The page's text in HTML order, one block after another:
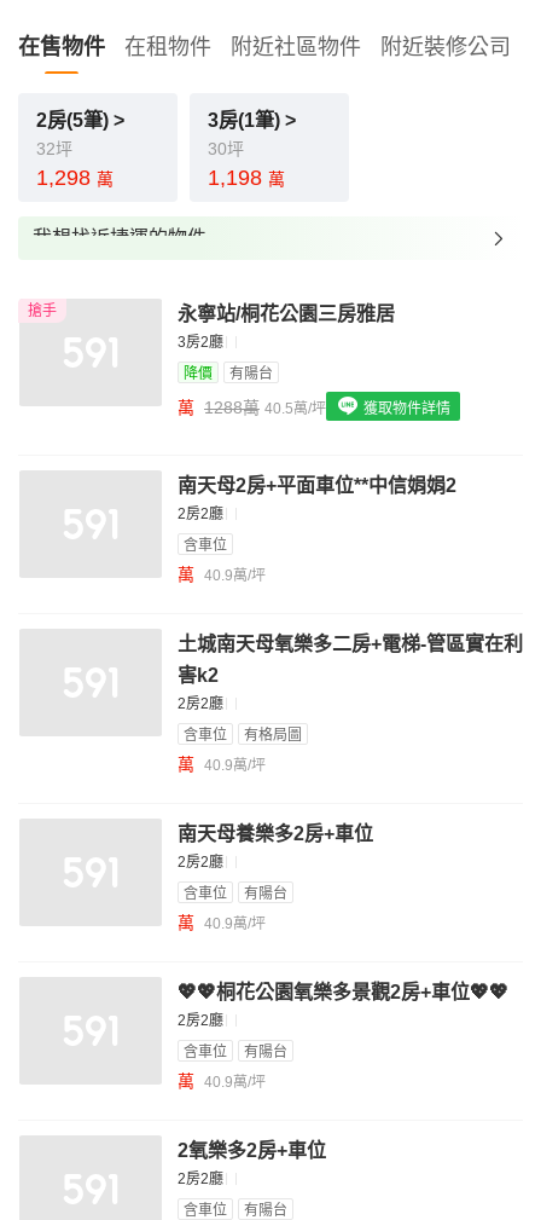
在售物件 在租物件 附近社區物件 附近裝修公司
2房(5筆) >
32坪
1,298 萬
3房(1筆) >
30坪
1,198 萬
我想找近捷運的物件
我想找配備瓦斯爐的物件
我想找廁所開窗的物件
我想找具垃圾處理的物件
搶手 永寧站/桐花公園三房雅居
3房2廳
降價
有陽台
萬 1288萬 40.5萬/坪 獲取物件詳情
南天母2房+平面車位**中信娟娟2
2房2廳
含車位
萬 40.9萬/坪
土城南天母氧樂多二房+電梯-管區實在利
害k2
2房2廳
含車位
有格局圖
萬 40.9萬/坪
南天母養樂多2房+車位
2房2廳
含車位
有陽台
萬 40.9萬/坪
💖💖桐花公園氧樂多景觀2房+車位💖💖
2房2廳
含車位
有陽台
萬 40.9萬/坪
2氧樂多2房+車位
2房2廳
含車位
有陽台